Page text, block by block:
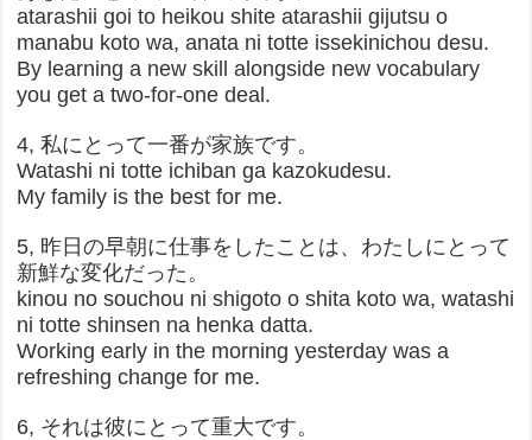
atarashii goi to heikou shite atarashii gijutsu o
manabu koto wa, anata ni totte issekinichou desu.
By learning a new skill alongside new vocabulary
you get a two-for-one deal.
4, 私にとって一番が家族です。
Watashi ni totte ichiban ga kazokudesu.
My family is the best for me.
5, 昨日の早朝に仕事をしたことは、わたしにとって
新鮮な変化だった。
kinou no souchou ni shigoto o shita koto wa, watashi
ni totte shinsen na henka datta.
Working early in the morning yesterday was a
refreshing change for me.
6, それは彼にとって重大です。